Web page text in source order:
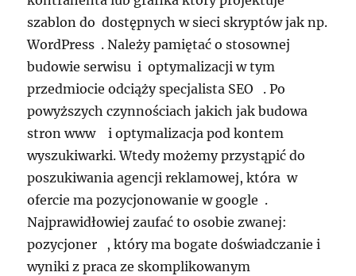
szablon do dostępnych w sieci skryptów jak np.
WordPress . Należy pamiętać o stosownej
budowie serwisu i optymalizacji w tym
przedmiocie odciąży specjalista SEO . Po
powyższych czynnościach jakich jak budowa
stron www i optymalizacja pod kontem
wyszukiwarki. Wtedy możemy przystąpić do
poszukiwania agencji reklamowej, która w
ofercie ma pozycjonowanie w google .
Najprawidłowiej zaufać to osobie zwanej:
pozycjoner , który ma bogate doświadczanie i
wyniki z praca ze skomplikowanym